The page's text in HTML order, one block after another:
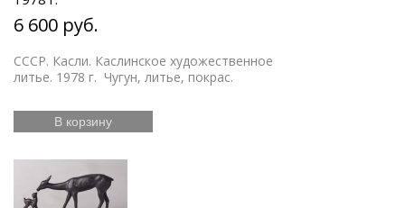
6 600 руб.
СССР. Касли. Каслинское художественное
литье. 1978 г. Чугун, литье, покрас.
В корзину